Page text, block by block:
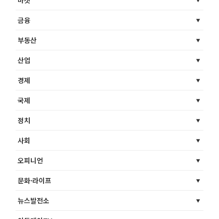
금융
부동산
산업
경제
국제
정치
사회
오피니언
문화·라이프
뉴스발전소